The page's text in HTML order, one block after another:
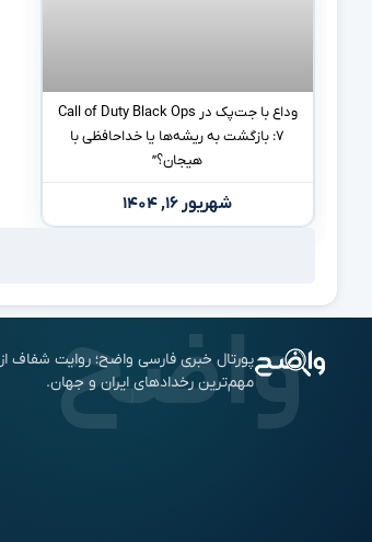
وداع با جت‌پک در Call of Duty Black Ops
۷: بازگشت به ریشه‌ها یا خداحافظی با
هیجان؟”
شهریور ۱۶, ۱۴۰۴
پورتال خبری فارسی واضح؛ روایت شفاف از
مهم‌ترین رخدادهای ایران و جهان.